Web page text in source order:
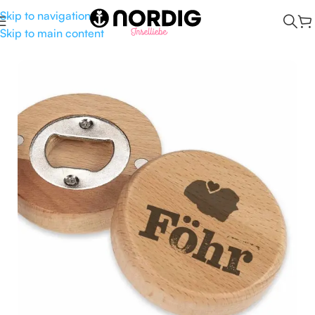
Skip to navigation
Skip to main content
Start /Kombüse/Flaschenöffner